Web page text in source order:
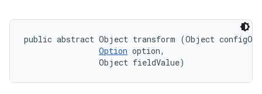
public abstract Object transform (Object
Option option,
                Object fieldValue)